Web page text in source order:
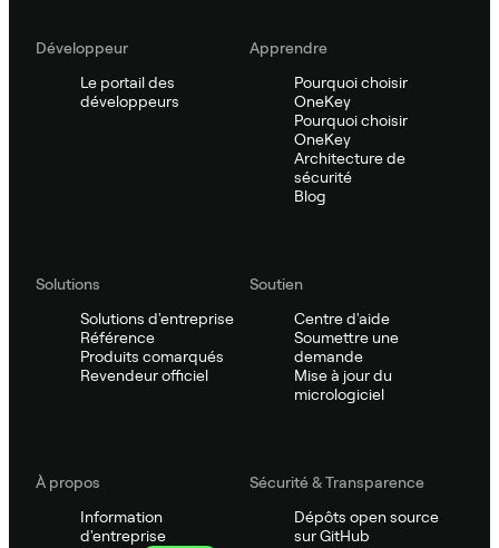
Développeur
Le portail des
développeurs
Apprendre
Pourquoi choisir
OneKey
Pourquoi choisir
OneKey
Architecture de
sécurité
Blog
Solutions
Solutions d'entreprise
Référence
Produits comarqués
Revendeur officiel
Soutien
Centre d'aide
Soumettre une
demande
Mise à jour du
micrologiciel
À propos
Information
d'entreprise
Sécurité & Transparence
Dépôts open source
sur GitHub